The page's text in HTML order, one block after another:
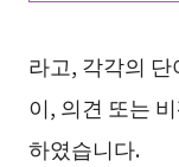
라고, 각각의
이, 의견 또는
하였습니다.